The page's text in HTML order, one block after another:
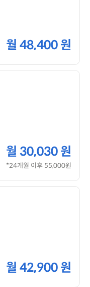
월 48,400 원
월 30,030 원
*24개월 이후 55,000원
월 42,900 원